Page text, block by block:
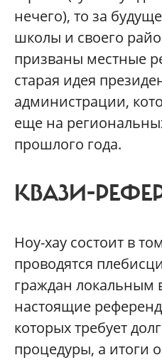
нечего), то за
школы и своего
призваны местные
старая идея
администрации,
еще на
прошлого года.
КВАЗИ-
Ноу-хау состоит в
проводятся
граждан локальным
настоящие
которых требует
процедуры, а итоги